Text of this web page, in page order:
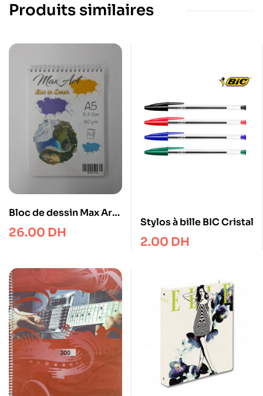
Produits similaires
Bloc de dessin Max Art
– A5 160gr 50 feuilles
26.00 DH
Stylos à bille BIC Cristal
2.00 DH